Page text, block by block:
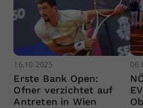
16.10.2025
Erste Bank Open:
Ofner verzichtet auf
Antreten in Wien